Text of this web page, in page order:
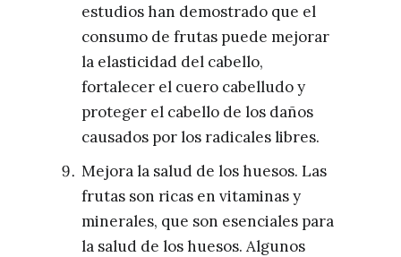
estudios han demostrado que el
consumo de frutas puede mejorar
la elasticidad del cabello,
fortalecer el cuero cabelludo y
proteger el cabello de los daños
causados por los radicales libres.
Mejora la salud de los huesos. Las
frutas son ricas en vitaminas y
minerales, que son esenciales para
la salud de los huesos. Algunos